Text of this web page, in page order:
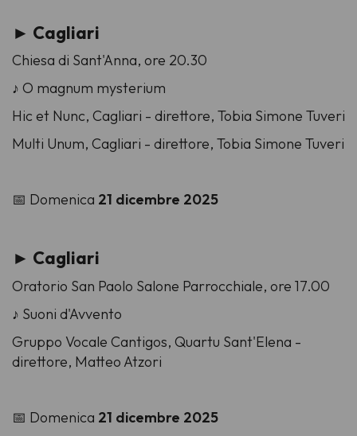
► Cagliari
Chiesa di Sant'Anna, ore 20.30
♪ O magnum mysterium
Hic et Nunc, Cagliari - direttore, Tobia Simone Tuveri
Multi Unum, Cagliari - direttore, Tobia Simone Tuveri
📅 Domenica 21 dicembre 2025
► Cagliari
Oratorio San Paolo Salone Parrocchiale, ore 17.00
♪ Suoni d'Avvento
Gruppo Vocale Cantigos, Quartu Sant'Elena -
direttore, Matteo Atzori
📅 Domenica 21 dicembre 2025